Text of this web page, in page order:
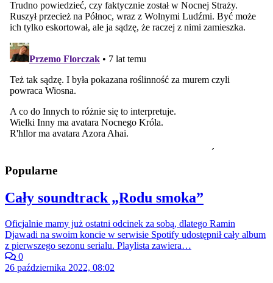
Popularne
Cały soundtrack „Rodu smoka”
Oficjalnie mamy już ostatni odcinek za sobą, dlatego Ramin
Djawadi na swoim koncie w serwisie Spotify udostępnił cały album
z pierwszego sezonu serialu. Playlista zawiera…
0
26 października 2022, 08:02